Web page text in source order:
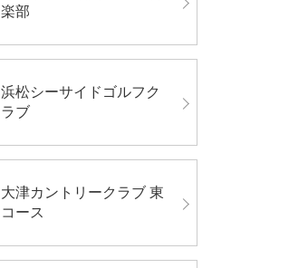
楽部
浜松シーサイドゴルフク
ラブ
大津カントリークラブ 東
コース